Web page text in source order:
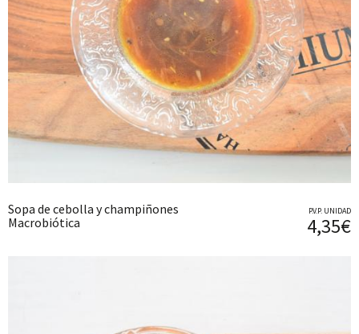
Sopa de cebolla y champiñones
Macrobiótica
P.V.P. UNIDAD
4,35€